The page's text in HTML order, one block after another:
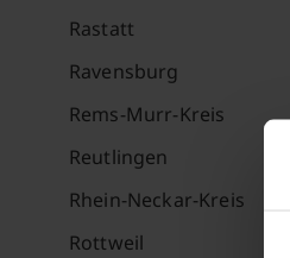
Rastatt
Ravensburg
Rems-Murr-Kreis
Reutlingen
Rhein-Neckar-Kreis
Rottweil